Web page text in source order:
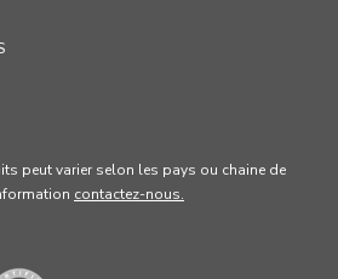
peut varier selon les pays ou chaine de
contactez-nous.